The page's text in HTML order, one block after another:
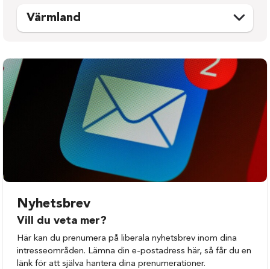
Värmland
Eda
Hammarö
Kristinehamn
Munkfors
Storfors
Sunne
Säffle
Årjäng
Nyhetsbrev
Vill du veta mer?
Här kan du prenumera på liberala nyhetsbrev inom dina
intresseområden. Lämna din e-postadress här, så får du en
länk för att själva hantera dina prenumerationer.